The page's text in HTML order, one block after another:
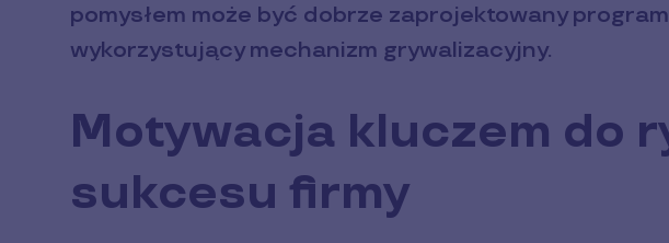
pomysłem może być dobrze zaprojektowany
wykorzystujący mechanizm grywalizacyjny.
Motywacja kluczem do
sukcesu firmy